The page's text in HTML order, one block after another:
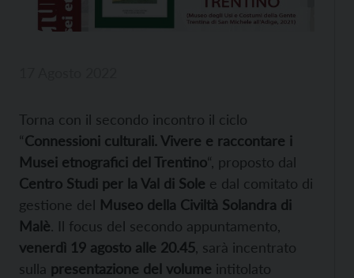
Torna con il secondo incontro il ciclo
“Connessioni culturali. Vivere e raccontare i
Musei etnografici del Trentino“, proposto dal
Centro Studi per la Val di Sole e dal comitato di
gestione del Museo della Civiltà Solandra di
Malè. Il focus del secondo appuntamento,
venerdì 19 agosto alle 20.45 , sarà incentrato
sulla presentazione del volume intitolato